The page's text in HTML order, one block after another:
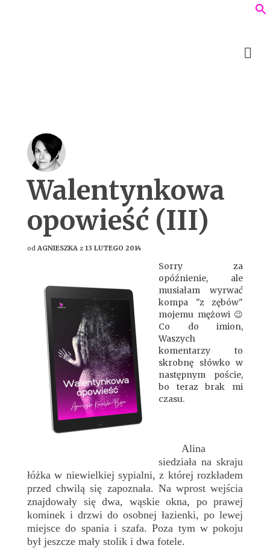
Walentynkowa
opowieść (III)
od AGNIESZKA z 13 LUTEGO 2014
Sorry za
opóźnienie, ale
musiałam wyrwać
kompa "z zębów"
mojemu mężowi 😉
Co do imion,
Waszych
komentarzy to
skrobnę słówko w
następnym poście,
bo teraz brak mi
czasu.
Alina
siedziała na skraju
łóżka w niewielkiej sypialni, z której rozkładem
przed chwilą się zapoznała. Na wprost wejścia
znajdowały się dwa, wąskie okna, po prawej
kominek i drzwi do osobnej łazienki, po lewej
miejsce do spania i szafa. Poza tym w pokoju
był jeszcze mały stolik i dwa fotele.